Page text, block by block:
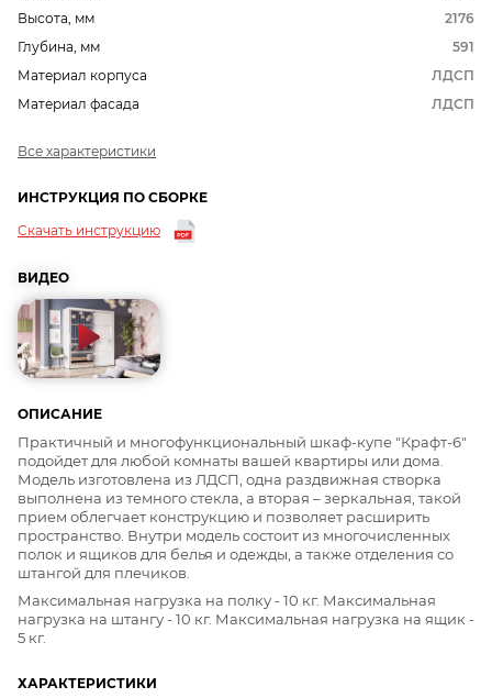
Высота, мм
2176
Глубина, мм
591
Материал корпуса
ЛДСП
Материал фасада
ЛДСП
Все характеристики
ИНСТРУКЦИЯ ПО СБОРКЕ
Скачать инструкцию
ВИДЕО
ОПИСАНИЕ
Практичный и многофункциональный шкаф-купе "Крафт-6"
подойдет для любой комнаты вашей квартиры или дома.
Модель изготовлена из ЛДСП, одна раздвижная створка
выполнена из темного стекла, а вторая – зеркальная, такой
прием облегчает конструкцию и позволяет расширить
пространство. Внутри модель состоит из многочисленных
полок и ящиков для белья и одежды, а также отделения со
штангой для плечиков.
Максимальная нагрузка на полку - 10 кг. Максимальная
нагрузка на штангу - 10 кг. Максимальная нагрузка на ящик -
5 кг.
ХАРАКТЕРИСТИКИ